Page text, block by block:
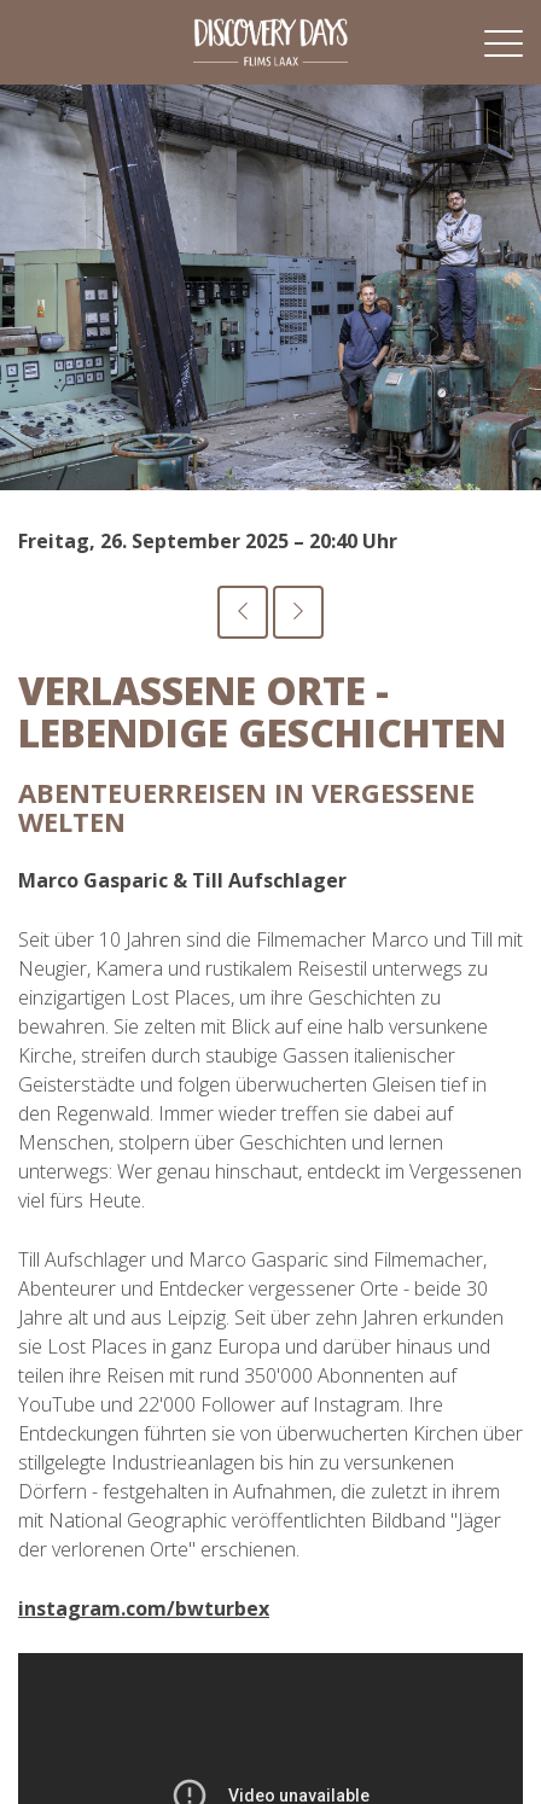
Freitag, 26. September 2025 – 20:40 Uhr
VERLASSENE ORTE -
LEBENDIGE GESCHICHTEN
ABENTEUERREISEN IN VERGESSENE
WELTEN
Marco Gasparic & Till Aufschlager
Seit über 10 Jahren sind die Filmemacher Marco und Till mit
Neugier, Kamera und rustikalem Reisestil unterwegs zu
einzigartigen Lost Places, um ihre Geschichten zu
bewahren. Sie zelten mit Blick auf eine halb versunkene
Kirche, streifen durch staubige Gassen italienischer
Geisterstädte und folgen überwucherten Gleisen tief in
den Regenwald. Immer wieder treffen sie dabei auf
Menschen, stolpern über Geschichten und lernen
unterwegs: Wer genau hinschaut, entdeckt im Vergessenen
viel fürs Heute.
Till Aufschlager und Marco Gasparic sind Filmemacher,
Abenteurer und Entdecker vergessener Orte - beide 30
Jahre alt und aus Leipzig. Seit über zehn Jahren erkunden
sie Lost Places in ganz Europa und darüber hinaus und
teilen ihre Reisen mit rund 350'000 Abonnenten auf
YouTube und 22'000 Follower auf Instagram. Ihre
Entdeckungen führten sie von überwucherten Kirchen über
stillgelegte Industrieanlagen bis hin zu versunkenen
Dörfern - festgehalten in Aufnahmen, die zuletzt in ihrem
mit National Geographic veröffentlichten Bildband "Jäger
der verlorenen Orte" erschienen.
instagram.com/bwturbex